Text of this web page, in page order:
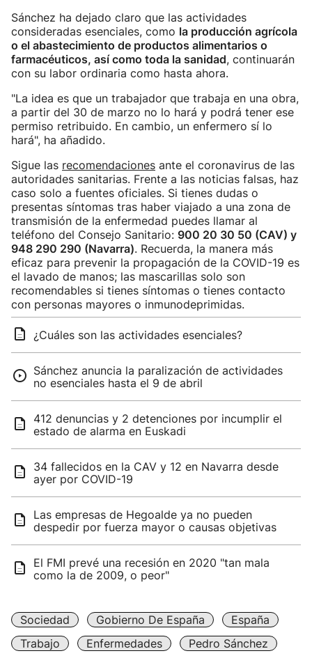
Sánchez ha dejado claro que las actividades
consideradas esenciales, como la producción agrícola
o el abastecimiento de productos alimentarios o
farmacéuticos, así como toda la sanidad, continuarán
con su labor ordinaria como hasta ahora.
"La idea es que un trabajador que trabaja en una obra,
a partir del 30 de marzo no lo hará y podrá tener ese
permiso retribuido. En cambio, un enfermero sí lo
hará", ha añadido.
Sigue las recomendaciones ante el coronavirus de las
autoridades sanitarias. Frente a las noticias falsas, haz
caso solo a fuentes oficiales. Si tienes dudas o
presentas síntomas tras haber viajado a una zona de
transmisión de la enfermedad puedes llamar al
teléfono del Consejo Sanitario: 900 20 30 50 (CAV) y
948 290 290 (Navarra). Recuerda, la manera más
eficaz para prevenir la propagación de la COVID-19 es
el lavado de manos; las mascarillas solo son
recomendables si tienes síntomas o tienes contacto
con personas mayores o inmunodeprimidas.
¿Cuáles son las actividades esenciales?
Sánchez anuncia la paralización de actividades
no esenciales hasta el 9 de abril
412 denuncias y 2 detenciones por incumplir el
estado de alarma en Euskadi
34 fallecidos en la CAV y 12 en Navarra desde
ayer por COVID-19
Las empresas de Hegoalde ya no pueden
despedir por fuerza mayor o causas objetivas
El FMI prevé una recesión en 2020 "tan mala
como la de 2009, o peor"
Sociedad Gobierno De España
España
Trabajo
Enfermedades Pedro Sánchez